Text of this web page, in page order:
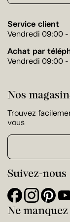
Service client
Vendredi 09:00 -
Achat par
Vendredi 09:00 -
Nos
Trouvez
vous
Suivez-nous
Ne